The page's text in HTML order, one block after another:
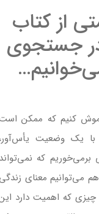
کتاب
که ممکن است
وضعیت یأس‌آور،
که نمی‌تواند
معنای زندگی
اهمیت دارد این